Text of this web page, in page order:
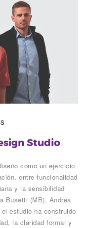
Studio
como un ejercicio
entre funcionalidad
y la sensibilidad
Busetti (MB), Andrea
estudio ha construido
la claridad formal y